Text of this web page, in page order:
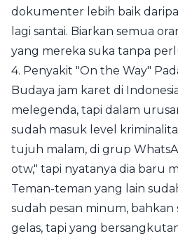
dokumenter lebih baik
lagi santai. Biarkan semua
yang mereka suka tanpa
4. Penyakit "On the Way"
Budaya jam karet di
melegenda, tapi dalam
sudah masuk level
tujuh malam, di grup
otw," tapi nyatanya dia baru
Teman-teman yang lain
sudah pesan minum, bahkan
gelas, tapi yang